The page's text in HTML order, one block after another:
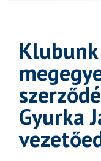
Gyurka